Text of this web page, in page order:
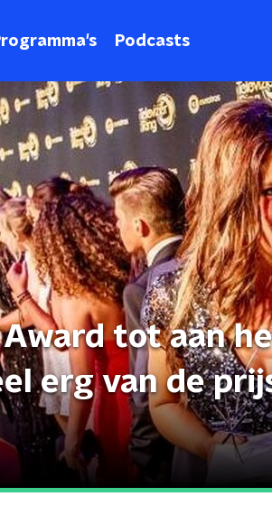
Podcasts
Award tot aan
erg van de